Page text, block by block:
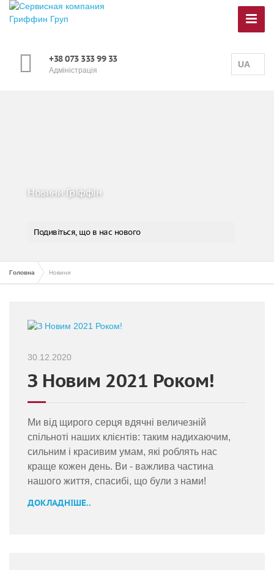
UA
+38 073 333 99 33
Адміністрація
Новини Гріффін
Подивіться, що в нас нового
Головна Новини
30.12.2020
З Новим 2021 Роком!
Ми від щирого серця вдячні величезній
спільноті наших клієнтів: таким надихаючим,
сильним і красивим умам, які роблять нас
краще кожен день. Ви - важлива частина
нашого життя, спасибі, що були з нами!
ДОКЛАДНІШЕ..